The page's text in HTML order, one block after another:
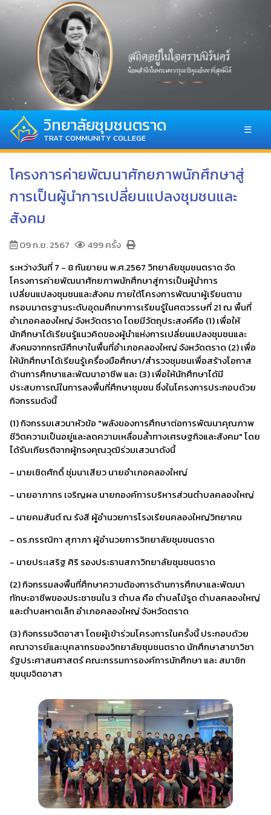
วิทยาลัยชุมชนตราด
TRAT COMMUNITY COLLEGE
☰
โครงการค่ายพัฒนาศักยภาพนักศึกษาสู่
การเป็นผู้นำการเปลี่ยนแปลงชุมชนและ
สังคม
09 ก.ย. 2567
499 ครั้ง
ระหว่างวันที่ 7 - 8 กันยายน พ.ศ.2567 วิทยาลัยชุมชนตราด จัด
โครงการค่ายพัฒนาศักยภาพนักศึกษาสู่การเป็นผู้นำการ
เปลี่ยนแปลงชุมชนและสังคม ภายใต้โครงการพัฒนาผู้เรียนตาม
กรอบมาตรฐานระดับอุดมศึกษาการเรียนรู้ในศตวรรษที่ 21 ณ พื้นที่
อำเภอคลองใหญ่ จังหวัดตราด โดยมีวัตถุประสงค์คือ (1) เพื่อให้
นักศึกษาได้เรียนรู้แนวคิดของผู้นำแห่งการเปลี่ยนแปลงชุมชนและ
สังคมจากกรณีศึกษาในพื้นที่อำเภอคลองใหญ่ จังหวัดตราด (2) เพื่อ
ให้นักศึกษาได้เรียนรู้เครื่องมือศึกษา/สำรวจชุมชนเพื่อสร้างโอกาส
ด้านการศึกษาและพัฒนาอาชีพ และ (3) เพื่อให้นักศึกษาได้มี
ประสบการณ์ในการลงพื้นที่ศึกษาชุมชน ซึ่งในโครงการประกอบด้วย
กิจกรรมดังนี้
(1) กิจกรรมเสวนาหัวข้อ "พลังของการศึกษาต่อการพัฒนาคุณภาพ
ชีวิตความเป็นอยู่และลดความเหลื่อมล้ำทางเศรษฐกิจและสังคม" โดย
ได้รับเกียรติจากผู้ทรงคุณวุฒิร่วมเสวนาดังนี้
- นายเชิดศักดิ์ ชุ่มนาเสียว นายอำเภอคลองใหญ่
- นายอาภากร เจริญผล นายกองค์การบริหารส่วนตำบลคลองใหญ่
- นายคมสันต์ ณ รังสี ผู้อำนวยการโรงเรียนคลองใหญ่วิทยาคม
- ดร.กรรณิกา สุภาภา ผู้อำนวยการวิทยาลัยชุมชนตราด
- นายประเสริฐ ศิริ รองประธานสภาวิทยาลัยชุมชนตราด
(2) กิจกรรมลงพื้นที่ศึกษาความต้องการด้านการศึกษาและพัฒนา
ทักษะอาชีพของประชาชนใน 3 ตำบล คือ ตำบลไม้รูด ตำบลคลองใหญ่
และตำบลหาดเล็ก อำเภอคลองใหญ่ จังหวัดตราด
(3) กิจกรรมจิตอาสา โดยผู้เข้าร่วมโครงการในครั้งนี้ ประกอบด้วย
คณาจารย์และบุคลากรของวิทยาลัยชุมชนตราด นักศึกษาสาขาวิชา
รัฐประศาสนศาสตร์ คณะกรรมการองค์การนักศึกษา และ สมาชิก
ชุมนุมจิตอาสา